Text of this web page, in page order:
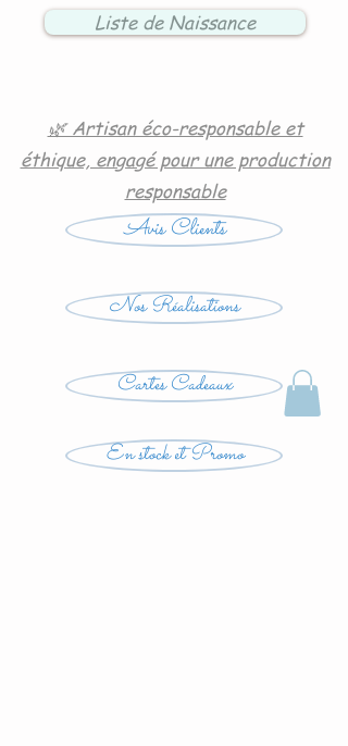
Liste de Naissance
🌿 Artisan éco-responsable et
éthique, engagé pour une production
responsable
Avis Clients
Nos Réalisations
Cartes Cadeaux
En stock et Promo